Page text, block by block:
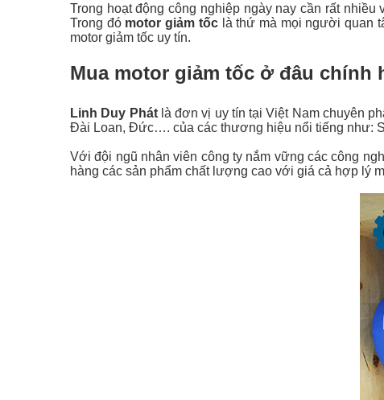
Trong hoạt động công nghiệp ngày nay cần rất
Trong đó motor giảm tốclà thứ mà mọi người quan
motor giảm tốc uy tín.
Mua motor giảm tốc ở đâu chính
Linh Duy Phátlà đơn vị uy tín tại Việt Nam chuyên
Đài Loan, Đức…. của các thương hiệu nổi tiếng như:
Với đội ngũ nhân viên công ty nắm vững các công
hàng các sản phẩm chất lượng cao với giá cả hợp lý